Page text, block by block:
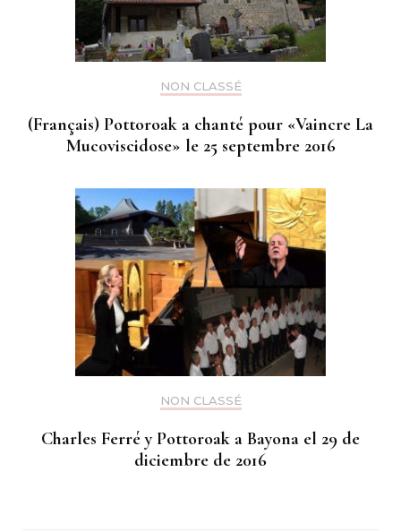
NON CLASSÉ
(Français) Pottoroak a chanté pour «Vaincre La
Mucoviscidose» le 25 septembre 2016
NON CLASSÉ
Charles Ferré y Pottoroak a Bayona el 29 de
diciembre de 2016